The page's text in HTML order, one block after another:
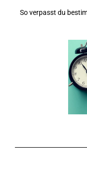
So verpasst du